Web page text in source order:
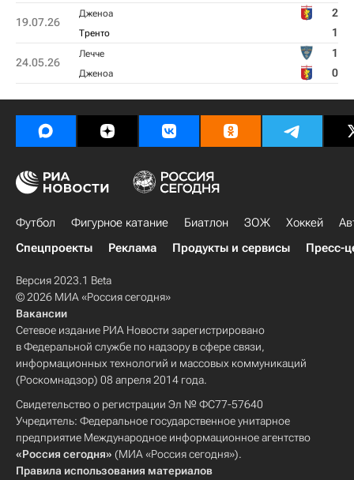
19.07.26
Дженоа 2
Тренто 1
24.05.26
Лечче 1
Дженоа 0
Футбол Фигурное катание Биатлон ЗОЖ Хоккей
Спецпроекты
Реклама Продукты и сервисы Пресс-
Версия 2023.1 Beta
© 2026 МИА «Россия сегодня»
Вакансии
Сетевое издание РИА Новости зарегистрировано
в Федеральной службе по надзору в сфере связи,
информационных технологий и массовых коммуникаций
(Роскомнадзор) 08 апреля 2014 года.
Свидетельство о регистрации Эл № ФС77-57640
Учредитель: Федеральное государственное унитарное
предприятие Международное информационное агентство
«Россия сегодня» (МИА «Россия сегодня»).
Правила использования материалов